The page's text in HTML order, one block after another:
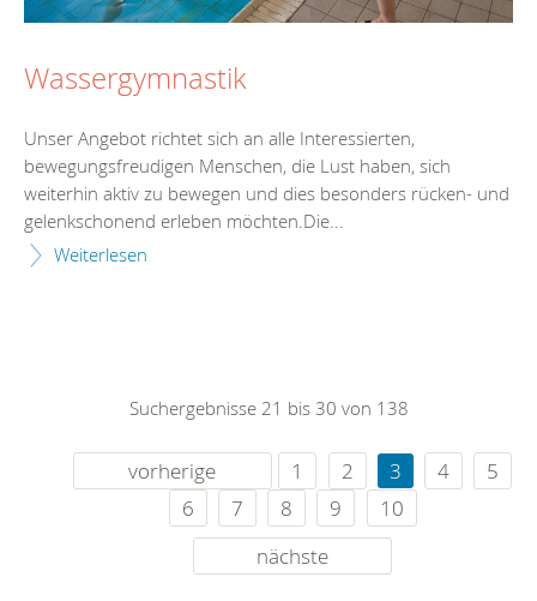
Wassergymnastik
Unser Angebot richtet sich an alle Interessierten,
bewegungsfreudigen Menschen, die Lust haben, sich
weiterhin aktiv zu bewegen und dies besonders rücken- und
gelenkschonend erleben möchten.Die...
Weiterlesen
Suchergebnisse 21 bis 30 von 138
vorherige 1 2 3 4
5
6
7 8 9
10
nächste